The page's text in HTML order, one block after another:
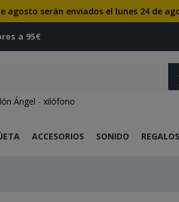
agosto serán enviados el lunes 24 de
a 95€
Ángel - xilófono
ACCESORIOS SONIDO